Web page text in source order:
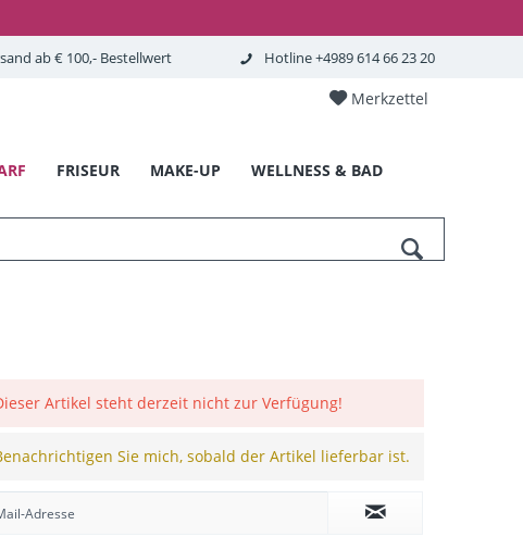
ab € 100,- Bestellwert Hotline +4989 614 66 23 20
Merkzettel
FRISEUR MAKE-UP WELLNESS & BAD
Artikel steht derzeit nicht zur Verfügung!
Sie mich, sobald der Artikel lieferbar ist.